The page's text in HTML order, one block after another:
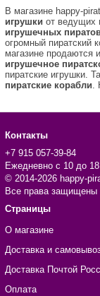
В магазине happy-
игрушки от ведущих
игрушечных
огромный пиратский
магазине продаются
игрушечное
пиратские игрушки.
пиратские корабли.
Контакты
+7 915 057-39-84
Ежедневно с 10 до
© 2014-2026 happy-
Все права защищены
Страницы
О магазине
Доставка и
Доставка Почтой
Оплата